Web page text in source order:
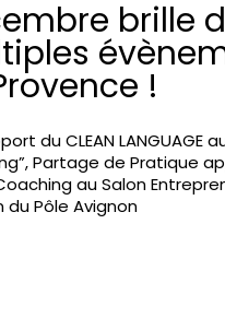
brille
!
du CLEAN LANGUAGE
Partage de Pratique
au Salon
du Pôle Avignon